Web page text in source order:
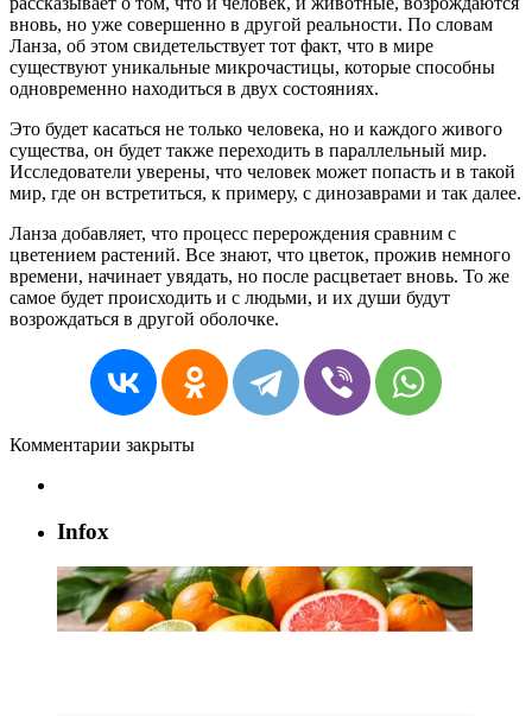
вновь, но уже совершенно в другой реальности. По словам
Ланза, об этом свидетельствует тот факт, что в мире
существуют уникальные микрочастицы, которые способны
одновременно находиться в двух состояниях.
Это будет касаться не только человека, но и каждого живого
существа, он будет также переходить в параллельный мир.
Исследователи уверены, что человек может попасть и в такой
мир, где он встретиться, к примеру, с динозаврами и так далее.
Ланза добавляет, что процесс перерождения сравним с
цветением растений. Все знают, что цветок, прожив немного
времени, начинает увядать, но после расцветает вновь. То же
самое будет происходить и с людьми, и их души будут
возрождаться в другой оболочке.
Комментарии закрыты
Infox